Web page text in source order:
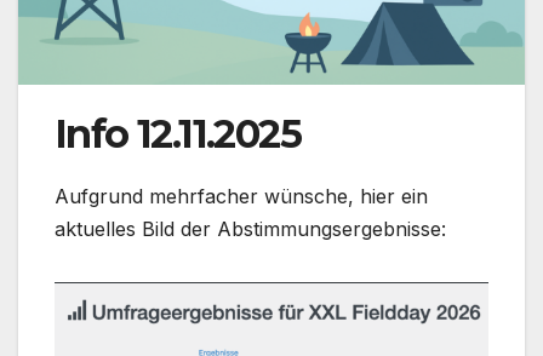
Info 12.11.2025
Aufgrund mehrfacher wünsche, hier ein
aktuelles Bild der Abstimmungsergebnisse: